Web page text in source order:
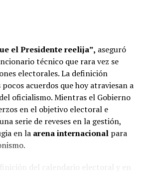
el Presidente reelija”, aseguró
técnico que rara vez se
electorales. La definición
acuerdos que hoy atraviesan a
oficialismo. Mientras el Gobierno
en el objetivo electoral e
serie de reveses en la gestión,
en la arena internacionalpara
del calendario electoral y en